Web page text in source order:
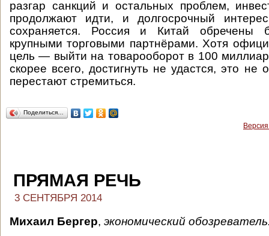
разгар санкций и остальных проблем,
продолжают идти, и долгосрочный
сохраняется. Россия и Китай обречены
крупными торговыми партнёрами. Хотя
цель — выйти на товарооборот в 100
скорее всего, достигнуть не удастся, это не
перестают стремиться.
Поделиться…
ПРЯМАЯ РЕЧЬ
3 СЕНТЯБРЯ 2014
Михаил Бергер, экономический